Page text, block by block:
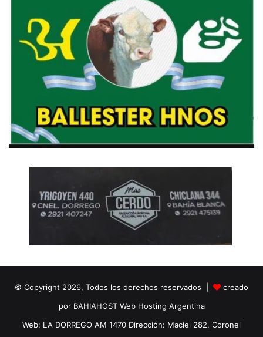
© Copyright 2026, Todos los derechos reservados |
creado
por BAHIAHOST Web Hosting Argentina
Web: LA DORREGO AM 1470 Dirección: Maciel 282, Coronel